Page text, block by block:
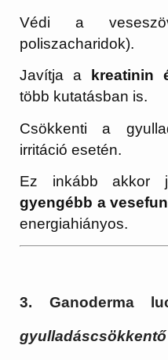
Védi a
poliszacharidok).
Javítja a
kreatinin
több kutatásban is.
Csökkenti a
irritáció esetén.
Ez inkább akkor
gyengébb a
energiahiányos.
3. Ganoderma